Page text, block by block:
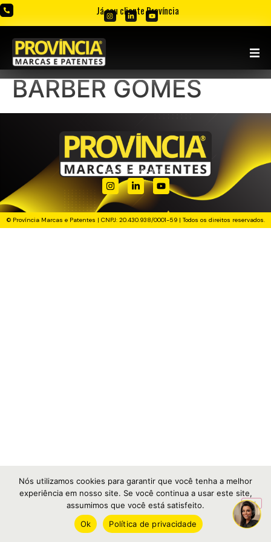
Já sou cliente Província
BARBER GOMES
PENSOU. CRIOU. PROVÍCIA REGISTROU!
© Província Marcas e Patentes | CNPJ: 20.430.938/0001-59 | Todos os direitos reservados.
Nós utilizamos cookies para garantir que você tenha a melhor
experiência em nosso site. Se você continua a usar este site,
assumimos que você está satisfeito.
Ok
Política de privacidade